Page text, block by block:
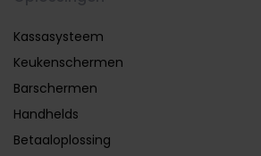
Kassasysteem
Keukenschermen
Barschermen
Handhelds
Betaaloplossing